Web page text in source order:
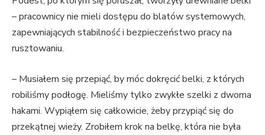
– pracownicy nie mieli dostępu do blatów systemowych,
zapewniających stabilność i bezpieczeństwo pracy na
rusztowaniu.
– Musiałem się przepiąć, by móc dokręcić belki, z których
robiliśmy podłogę. Mieliśmy tylko zwykłe szelki z dwoma
hakami. Wypiąłem się całkowicie, żeby przypiąć się do
przekątnej wieży. Zrobiłem krok na belkę, która nie była